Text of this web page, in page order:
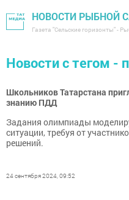
НОВОСТИ РЫБНОЙ
Газета "Сельские горизонты" -
Новости с тегом -
Школьников Татарстана
знанию ПДД
Задания олимпиады
ситуации, требуя от
решений.
24 сентября 2024, 09:52